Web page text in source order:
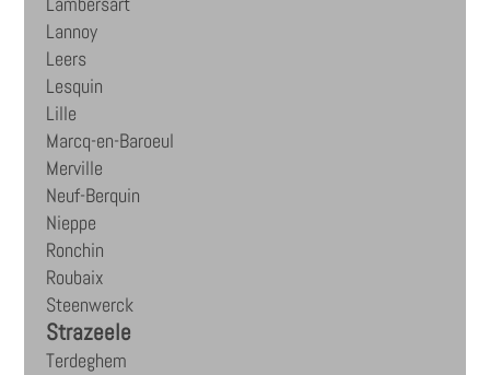
Lambersart
Lannoy
Leers
Lesquin
Lille
Marcq-en-Baroeul
Merville
Neuf-Berquin
Nieppe
Ronchin
Roubaix
Steenwerck
Strazeele
Terdeghem